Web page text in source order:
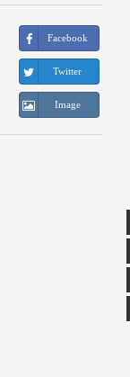
Facebook
Twitter
Image